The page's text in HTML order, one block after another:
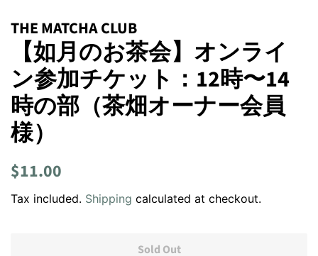
THE MATCHA CLUB
【如月のお茶会】オンライ
ン参加チケット：12時〜14
時の部（茶畑オーナー会員
様）
Regular
$11.00
Tax included. Shipping calculated at checkout.
Sold Out